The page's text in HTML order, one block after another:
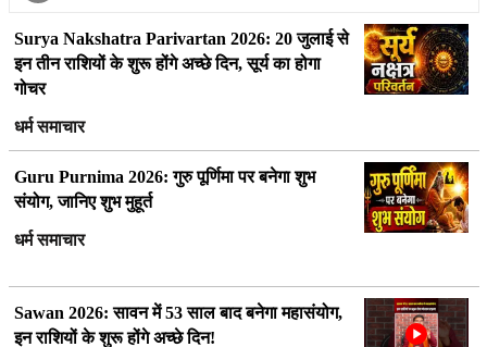
Surya Nakshatra Parivartan 2026: 20 जुलाई से
इन तीन राशियों के शुरू होंगे अच्छे दिन, सूर्य का होगा
गोचर
धर्म समाचार
Guru Purnima 2026: गुरु पूर्णिमा पर बनेगा शुभ
संयोग, जानिए शुभ मुहूर्त
धर्म समाचार
Sawan 2026: सावन में 53 साल बाद बनेगा महासंयोग,
इन राशियों के शुरू होंगे अच्छे दिन!